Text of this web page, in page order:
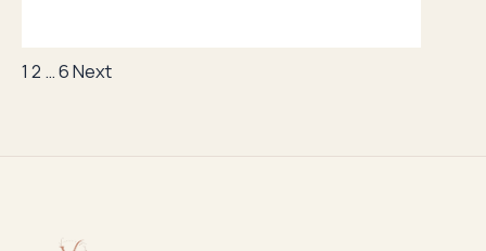
Posts
pagination
1 2 …6Next